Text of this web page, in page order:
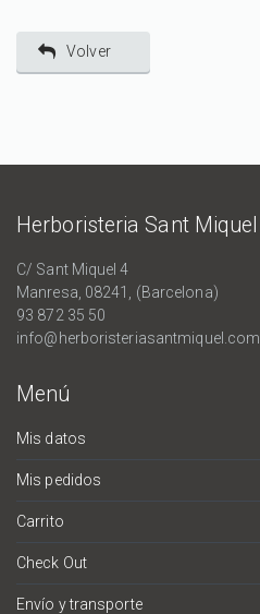
Volver
Herboristeria Sant Miquel
C/ Sant Miquel 4
Manresa, 08241, (Barcelona)
93 872 35 50
info@herboristeriasantmiquel.com
Menú
Mis datos
Mis pedidos
Carrito
Check Out
Envío y transporte